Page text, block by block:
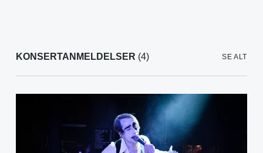
KONSERTANMELDELSER (4) SE ALT